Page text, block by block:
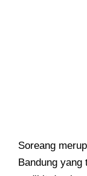
Soreang
Bandung